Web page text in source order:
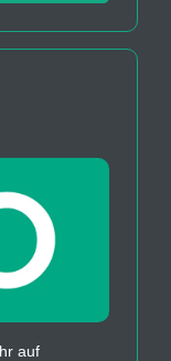
auf